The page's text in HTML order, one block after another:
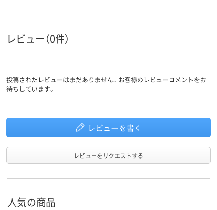
レビュー（0件）
投稿されたレビューはまだありません。お客様のレビューコメントをお
待ちしています。
レビューを書く
レビューをリクエストする
人気の商品